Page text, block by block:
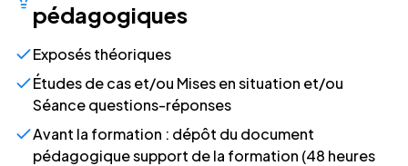
pédagogiques
Exposés théoriques
Études de cas et/ou Mises en situation et/ou
Séance questions-réponses
Avant la formation : dépôt du document
pédagogique support de la formation (48 heures